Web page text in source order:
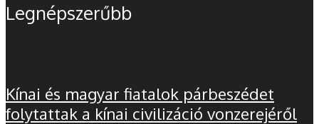
Legnépszerűbb
Kínai és magyar fiatalok párbeszédet
folytattak a kínai civilizáció vonzerejéről